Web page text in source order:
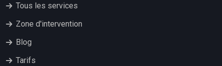
Tous les services
Zone d'intervention
Blog
Tarifs